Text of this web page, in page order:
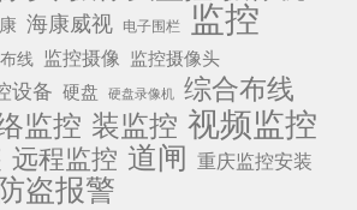
海康威视 电子围栏 监控
线 监控摄像 监控摄像头
设备 硬盘 硬盘录像机 综合布线
监控 装监控 视频监控
远程监控 道闸 重庆监控安装
防盗报警